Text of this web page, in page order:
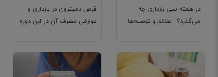
قرص دمیترون در بارداری و
عوارض مصرف آن در این دوره
در هفته سی بارداری چه
می‌گذرد؟ | علائم و توصیه‌ها